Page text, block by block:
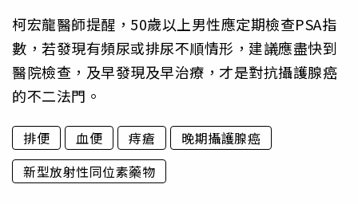
柯宏龍醫師提醒，50歲以上男性應定期檢查PSA指
數，若發現有頻尿或排尿不順情形，建議應盡快到
醫院檢查，及早發現及早治療，才是對抗攝護腺癌
的不二法門。
排便 血便 痔瘡
晚期攝護腺癌
新型放射性同位素藥物